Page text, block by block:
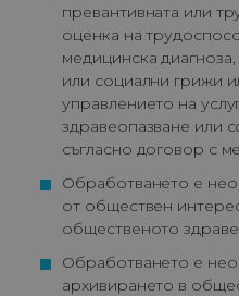
превантивната или
оценка на
медицинска
или социални грижи
управлението на
здравеопазване или
съгласно договор с
Обработването е
от обществен
общественото
Обработването е
архивирането в